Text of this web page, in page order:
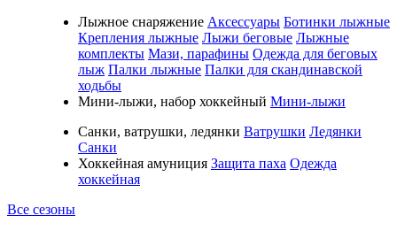
Лыжное снаряжение Аксессуары Ботинки лыжные
Крепления лыжные Лыжи беговые Лыжные
комплекты Мази, парафины Одежда для беговых
лыж Палки лыжные Палки для скандинавской
ходьбы
Мини-лыжи, набор хоккейный Мини-лыжи
Санки, ватрушки, ледянки Ватрушки Ледянки
Санки
Хоккейная амуниция Защита паха Одежда
хоккейная
Все сезоны